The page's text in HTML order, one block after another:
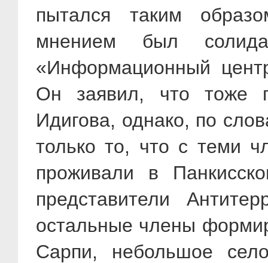
пытался таким
мнением был
«Информационный
Он заявил, что тоже
Идигова, однако, по
только то, что с теми
проживали в
представители
остальные члены
Сарпи, небольшое